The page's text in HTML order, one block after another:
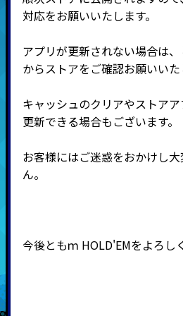
対応をお願いいたします。
アプリが更新されない場合は
からストアをご確認お願いいた
キャッシュのクリアやストア
更新できる場合もございます。
お客様にはご迷惑をおかけし
ん。
今後ともｍ HOLD'EMをよろし